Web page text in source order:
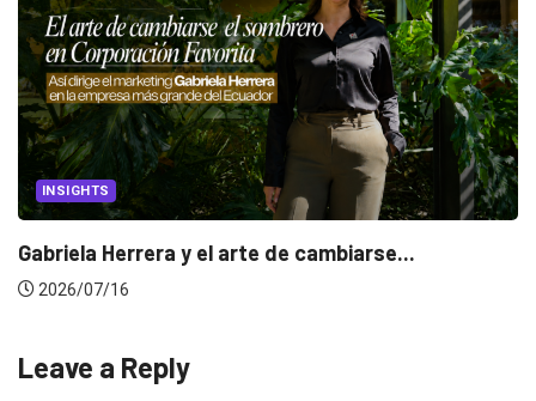
INSIGHTS
Gabriela Herrera y el arte de cambiarse...
2026/07/16
Leave a Reply